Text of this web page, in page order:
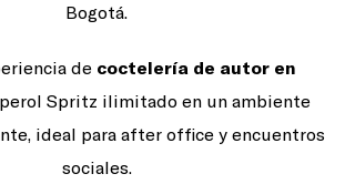
Bogotá.
de coctelería de autor en
Spritz ilimitado en un ambiente
ideal para after office y encuentros
sociales.